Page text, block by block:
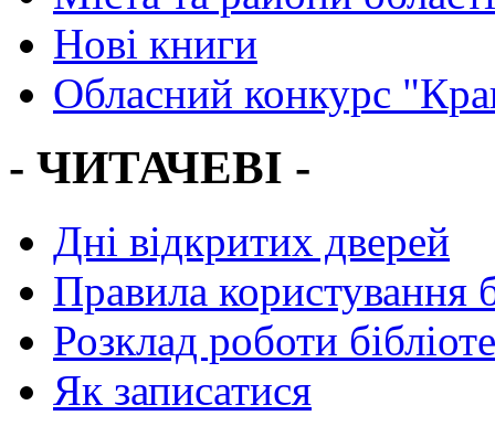
Нові книги
Обласний конкурс
- ЧИТАЧЕВІ -
Дні відкритих дверей
Правила користування
Розклад роботи
Як записатися